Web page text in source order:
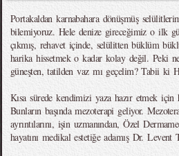
Portakaldan karnabahara dönüşmüş
bilemiyoruz. Hele denize gireceğimiz o ilk
çıkmış, rehavet içinde, selülitten büklüm
harika hissetmek o kadar kolay değil. Peki
güneşten, tatilden vaz mı geçelim? Tabii ki
Kısa sürede kendimizi yaza hazır etmek
Bunların başında mezoterapi geliyor.
ayrıntılarını, işin uzmanından, Özel
hayatını medikal estetiğe adamış Dr. Levent